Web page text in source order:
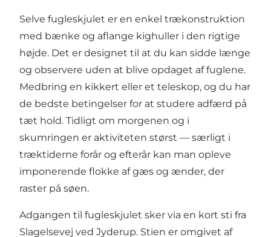
Selve fugleskjulet er en enkel trækonstruktion
med bænke og aflange kighuller i den rigtige
højde. Det er designet til at du kan sidde længe
og observere uden at blive opdaget af fuglene.
Medbring en kikkert eller et teleskop, og du har
de bedste betingelser for at studere adfærd på
tæt hold. Tidligt om morgenen og i
skumringen er aktiviteten størst — særligt i
træktiderne forår og efterår kan man opleve
imponerende flokke af gæs og ænder, der
raster på søen.
Adgangen til fugleskjulet sker via en kort sti fra
Slagelsevej ved Jyderup. Stien er omgivet af